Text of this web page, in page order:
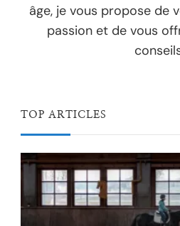
âge, je vous propose de
passion et de vous
TOP ARTICLES